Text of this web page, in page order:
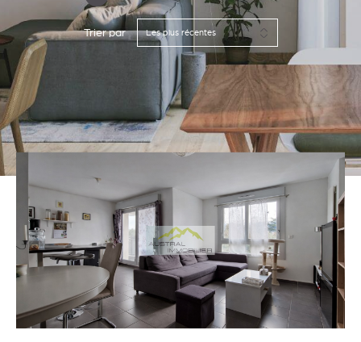
Trier par Les plus récentes